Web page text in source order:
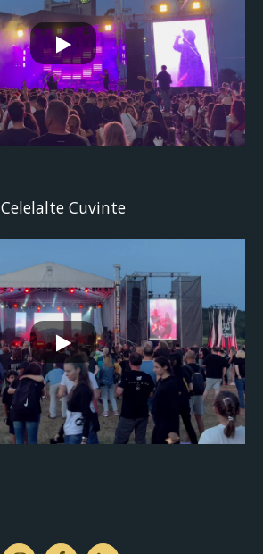
Celelalte Cuvinte